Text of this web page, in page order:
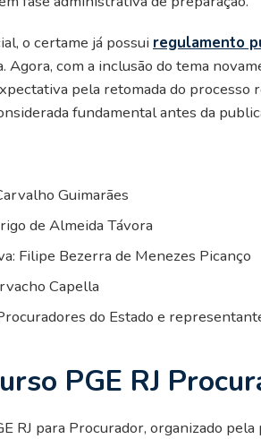
o certame já possui regulamento
com a inclusão do tema
pela retomada do processo
fundamental antes da
Guimarães
de Almeida Távora
Filipe Bezerra de Menezes Picanço
Capella
do Estado e
PGE RJ
RJ para Procurador, organizado